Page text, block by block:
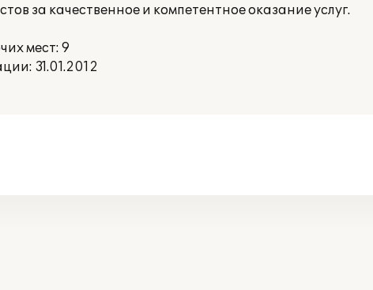
за качественное и компетентное оказание услуг.
мест: 9
31.01.2012